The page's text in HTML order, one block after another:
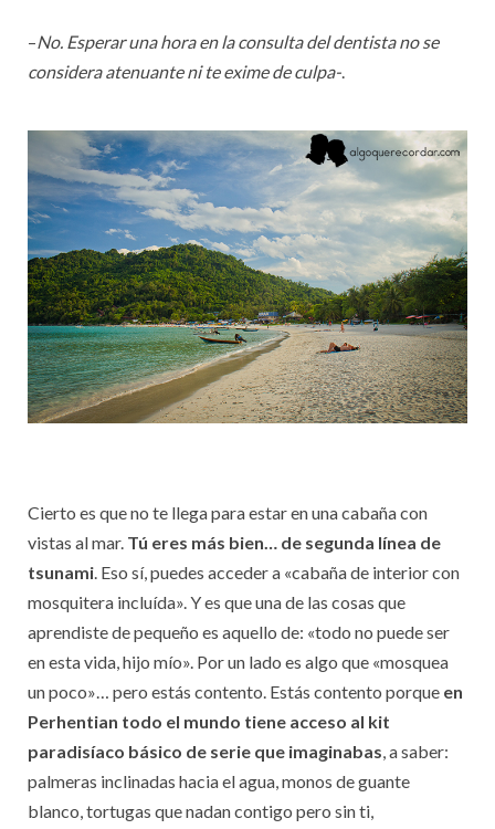
–No. Esperar una hora en la consulta del dentista no se
considera atenuante ni te exime de culpa-
Cierto es que no te llega para estar en una cabaña con
vistas al mar. Tú eres más bien… de segunda línea de
tsunami. Eso sí, puedes acceder a «cabaña de interior con
mosquitera incluída». Y es que una de las cosas que
aprendiste de pequeño es aquello de: «todo no puede ser
en esta vida, hijo mío». Por un lado es algo que «mosquea
un poco»… pero estás contento. Estás contento porque en
Perhentian todo el mundo tiene acceso al kit
paradisíaco básico de serie que imaginabas, a saber:
palmeras inclinadas hacia el agua, monos de guante
blanco, tortugas que nadan contigo pero sin ti,